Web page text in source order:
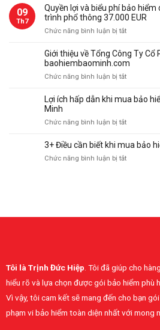
hiểm
du
lịch
tế
–
hạng
Eur
lợi
và
phí
hiểm
du
lịch
tế
cấp
75.000
09
Th7
Quyền lợi và biểu phí bảo
trình phổ thông 37.000 EUR
Chức năng bình luận bị tắtở
lợi
và
phí
hiểm
lịch
tế
Chương
Giới thiệu về Tổng Công Ty Cổ
baohiembaominh.com
Chức năng bình luận bị tắtở
thiệu
Công
Cổ
Phần
Lợi ích hấp dẫn khi mua bảo
Minh
Chức năng bình luận bị tắtở
ích
dẫn
Minh
3+ Điều cần biết khi mua bảo
Chức năng bình luận bị tắtở
mua
cá
nhân
Tôi là Trịnh Đức Hiệp . Tôi đã giúp cho
hiểu rõ và lựa chọn được gói bảo hiểm phù
Vì vậy, tôi cam kết sẽ mang đến cho bạn
phạm vi bảo hiểm toàn diện nhất với mong